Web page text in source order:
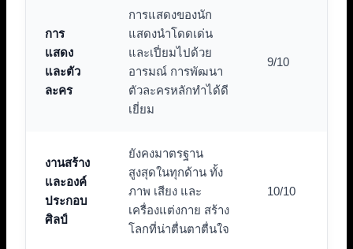
การ
แสดง
และตัว
ละคร
การแสดงของนัก
แสดงนำโดดเด่น
และเปี่ยมไปด้วย
อารมณ์ การพัฒนา
ตัวละครหลักทำได้ดี
เยี่ยม
9/10
งานสร้าง
และองค์
ประกอบ
ศิลป์
ยังคงมาตรฐาน
สูงสุดในทุกด้าน ทั้ง
ภาพ เสียง และ
เครื่องแต่งกาย สร้าง
โลกที่น่าตื่นตาตื่นใจ
10/10